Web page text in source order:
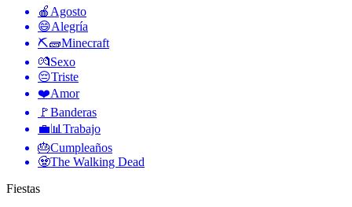
🍎 Agosto
😄Alegría
⛏🧱Minecraft
💏Sexo
😔Triste
❤️Amor
🚩Banderas
💼📊 Trabajo
🎂Cumpleaños
🧟The Walking Dead
Fiestas